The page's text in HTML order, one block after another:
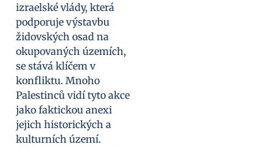
izraelské vlády, která
podporuje výstavbu
židovských osad na
okupovaných územích,
se stává klíčem v
konfliktu. Mnoho
Palestinců vidí tyto akce
jako faktickou anexi
jejich historických a
kulturních území.